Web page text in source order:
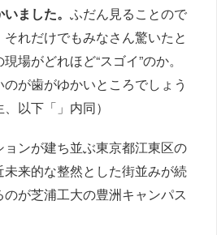
いました。ふだん見ることので
れだけでもみなさん驚いたと
場がどれほど“スゴイ”のか。
が歯がゆかいところでしょう
以下「」内同）
ンが建ち並ぶ東京都江東区の
来的な整然とした街並みが続
が芝浦工大の豊洲キャンパス